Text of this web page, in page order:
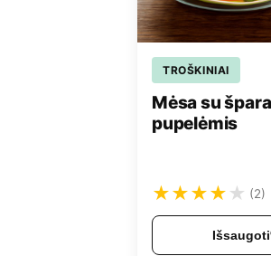
TROŠKINIAI
Mėsa su
pupelėmis
★★★★ ★ (2)
Išsaugoti